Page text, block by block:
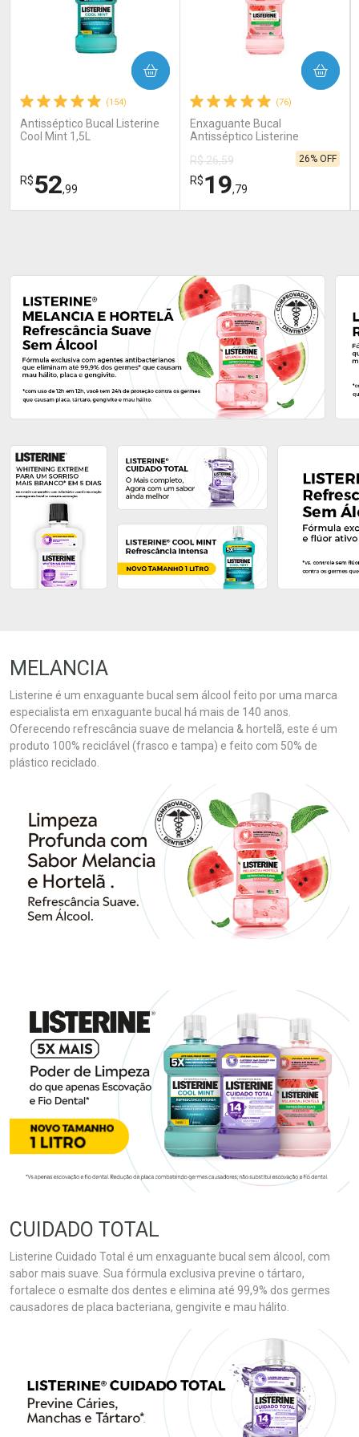
(154)
Antisséptico Bucal Listerine
Cool Mint 1,5L
R$52,99
COMPRAR
Ativar Desconto
Comprar sem Desconto
Por R$ 52,99/cada
Comprar sem Desconto
Por R$ 52,99/cada
(76)
Enxaguante Bucal
Antisséptico Listerine
Melancia & Hortelã Zero
Álcool 500ml
R$ 26,59
R$19,79
26% OFF
COMPRAR
Ativar Desconto
Comprar sem Desconto
Por R$ 19,79/cada
Comprar sem Desconto
Por R$ 19,79/cada
MELANCIA
Listerine é um enxaguante bucal sem álcool feito por uma marca
especialista em enxaguante bucal há mais de 140 anos.
Oferecendo refrescância suave de melancia & hortelã, este é um
produto 100% reciclável (frasco e tampa) e feito com 50% de
plástico reciclado.
CUIDADO TOTAL
Listerine Cuidado Total é um enxaguante bucal sem álcool, com
sabor mais suave. Sua fórmula exclusiva previne o tártaro,
fortalece o esmalte dos dentes e elimina até 99,9% dos germes
causadores de placa bacteriana, gengivite e mau hálito.